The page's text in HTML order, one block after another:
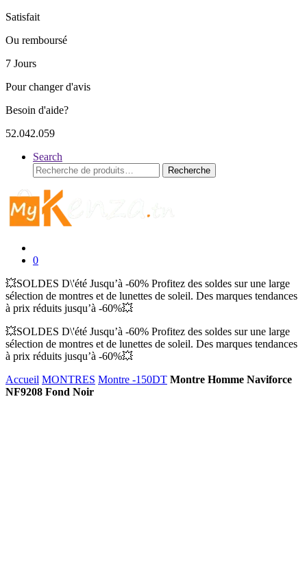
Satisfait
Ou remboursé
7 Jours
Pour changer d'avis
Besoin d'aide?
52.042.059
Search
Recherche
pour :
Recherche
0
💥SOLDES D\'été Jusqu’à -60% Profitez des soldes sur une large
sélection de montres et de lunettes de soleil. Des marques tendances
à prix réduits jusqu’à -60%💥
💥SOLDES D\'été Jusqu’à -60% Profitez des soldes sur une large
sélection de montres et de lunettes de soleil. Des marques tendances
à prix réduits jusqu’à -60%💥
Accueil MONTRES Montre -150DT Montre Homme Naviforce
NF9208 Fond Noir